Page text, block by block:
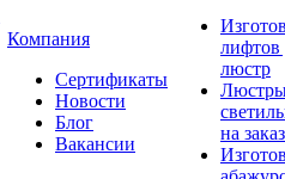
Компания
Сертификаты
Новости
Блог
Вакансии
лифтов
люстр
на заказ